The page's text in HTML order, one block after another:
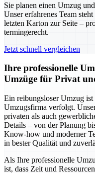
Sie planen einen Umzug
Unser erfahrenes Team
letzten Karton zur Seite –
termingerecht.
Jetzt schnell vergleichen
Ihre professionelle
Umzüge für Privat
Ein reibungsloser Umzug
Umzugsfirma verfolgt.
privaten als auch
Details – von der Planung
Know-how und moderner
in bester Qualität und
Als Ihre professionelle
ist, dass Zeit und